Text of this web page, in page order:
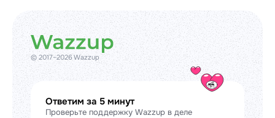
© 2017–2026 Wazzup
Ответим за 5 минут
Проверьте поддержку Wazzup в деле